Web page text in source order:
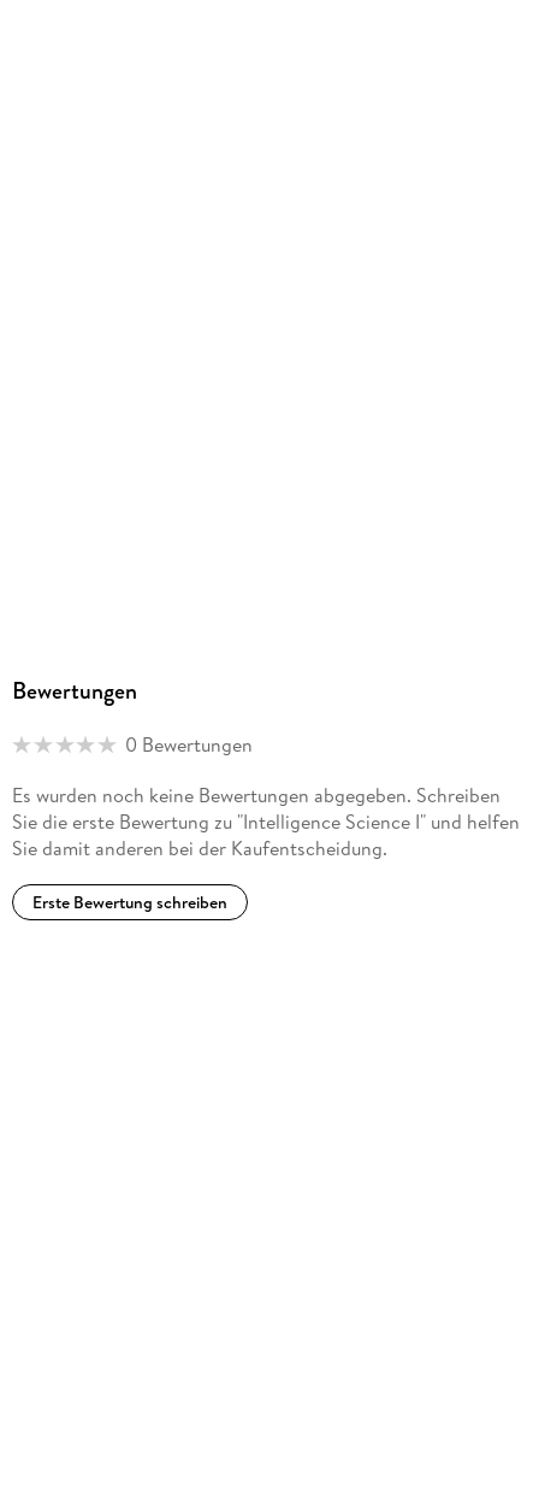
Bewertungen
0 Bewertungen
Es wurden noch keine Bewertungen abgegeben. Schreiben
Sie die erste Bewertung zu "Intelligence Science I" und helfen
Sie damit anderen bei der Kaufentscheidung.
Erste Bewertung schreiben